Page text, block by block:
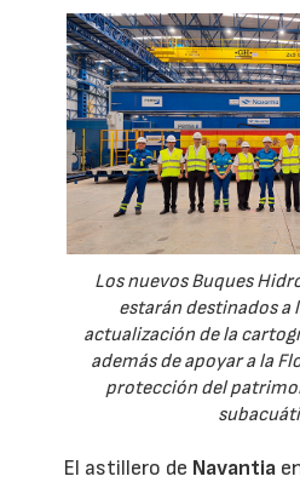
Los nuevos Buques
estarán destinados a
actualización de la
además de apoyar a la
protección del
El astillero de Navantia